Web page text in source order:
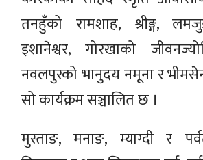
तनहुँको रामशाह, श्रीङ्ग,
इशानेश्वर, गोरखाको
नवलपुरको भानुदय नमूना र
सो कार्यक्रम सञ्चालित छ ।
मुस्ताङ, मनाङ, म्याग्दी र